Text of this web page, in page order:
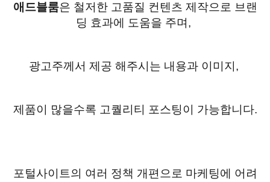
애드블룸은 철저한 고품질 컨텐츠 제작으로 브랜
딩 효과에 도움을 주며 ,
광고주께서 제공 해주시는 내용과 이미지 ,
제품이 많을수록 고퀄리티 포스팅이 가능합니다.
포털사이트의 여러 정책 개편으로 마케팅에 어려